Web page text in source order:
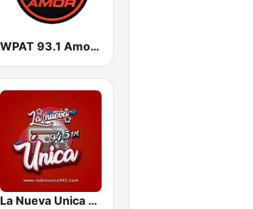
WPAT 93.1 Amor FM
La Nueva Unica 94.5 FM